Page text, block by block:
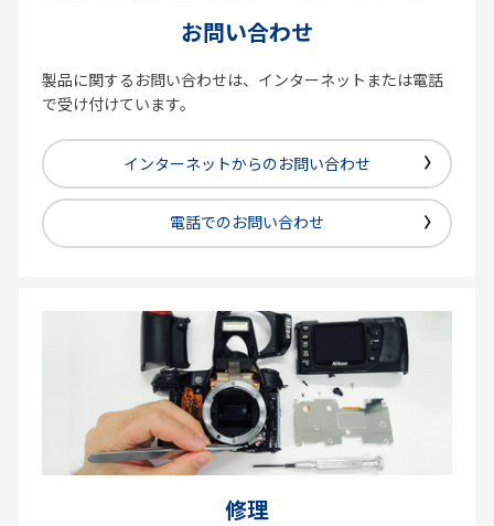
お問い合わせ
製品に関するお問い合わせは、インターネットまたは電話
で受け付けています。
インターネットからのお問い合わせ
電話でのお問い合わせ
修理